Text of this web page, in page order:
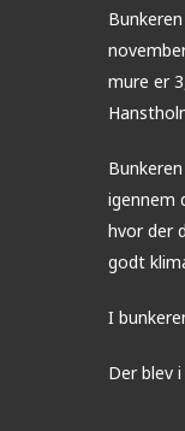
mure er
igennem
hvor der
godt
I
Der blev